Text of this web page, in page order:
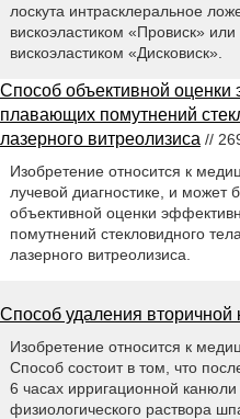
лоскута интрасклеральное
вискоэластиком «Провиск»
вискоэластиком «Дисковиск».
Способ объективной оценки
плавающих помутнений
лазерного витреолизиса //
Изобретение относится к
лучевой диагностике, и может
объективной оценки
помутнений стекловидного
лазерного витреолизиса.
Способ удаления вторичной
Изобретение относится к
Способ состоит в том, что
6 часах ирригационной
физиологического раствора